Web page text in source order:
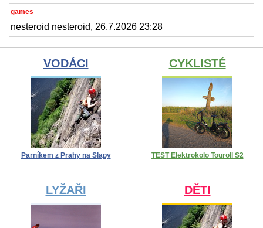
games
nesteroid nesteroid, 26.7.2026 23:28
VODÁCI
Parníkem z Prahy na Slapy
CYKLISTÉ
TEST Elektrokolo Touroll S2
LYŽAŘI DĚTI